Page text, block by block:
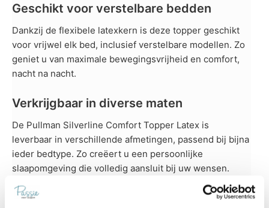
Geschikt voor verstelbare bedden
Dankzij de flexibele latexkern is deze topper geschikt
voor vrijwel elk bed, inclusief verstelbare modellen. Zo
geniet u van maximale bewegingsvrijheid en comfort,
nacht na nacht.
Verkrijgbaar in diverse maten
De Pullman Silverline Comfort Topper Latex is
leverbaar in verschillende afmetingen, passend bij bijna
ieder bedtype. Zo creëert u een persoonlijke
slaapomgeving die volledig aansluit bij uw wensen.
Maten afgestemd op uw bedtype